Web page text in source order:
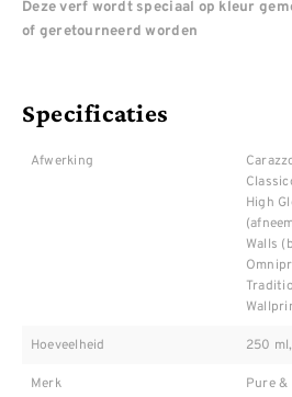
Deze verf wordt speciaal op kleur
of geretourneerd worden
Specificaties
Afwerking
High
Walls
Hoeveelheid 250
Merk Pure